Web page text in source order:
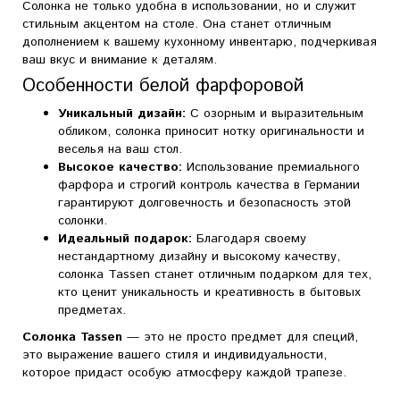
Солонка не только удобна в использовании, но и служит
стильным акцентом на столе. Она станет отличным
дополнением к вашему кухонному инвентарю, подчеркивая
ваш вкус и внимание к деталям.
Особенности белой фарфоровой
Уникальный дизайн: С озорным и выразительным
обликом, солонка приносит нотку оригинальности и
веселья на ваш стол.
Высокое качество: Использование премиального
фарфора и строгий контроль качества в Германии
гарантируют долговечность и безопасность этой
солонки.
Идеальный подарок: Благодаря своему
нестандартному дизайну и высокому качеству,
солонка Tassen станет отличным подарком для тех,
кто ценит уникальность и креативность в бытовых
предметах.
Солонка Tassen — это не просто предмет для специй,
это выражение вашего стиля и индивидуальности,
которое придаст особую атмосферу каждой трапезе.